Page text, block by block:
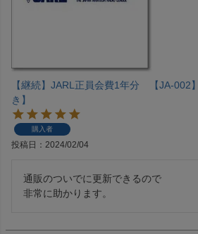
【継続】JARL正員会費1年分 【JA-002
き】
購入者
投稿日 2024/02/04
通販のついでに更新できるので